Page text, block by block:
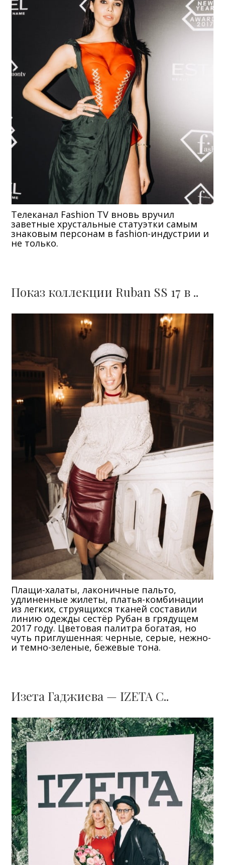
Телеканал Fashion TV вновь вручил
заветные хрустальные статуэтки самым
знаковым персонам в fashion-индустрии и
не только.
Показ коллекции Ruban SS 17 в ..
Плащи-халаты, лаконичные пальто,
удлиненные жилеты, платья-комбинации
из легких, струящихся тканей составили
линию одежды сестёр Рубан в грядущем
2017 году. Цветовая палитра богатая, но
чуть приглушенная: черные, серые, нежно-
и темно-зеленые, бежевые тона.
Изета Гаджиева — IZETA C..